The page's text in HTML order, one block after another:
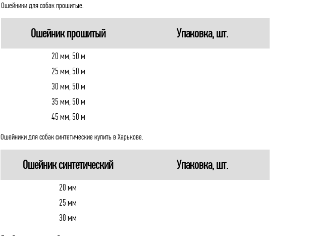
Ошейники для собак прошитые.
Ошейник прошитый Упаковка, шт.
20 мм, 50 м
25 мм, 50 м
30 мм, 50 м
35 мм, 50 м
45 мм, 50 м
Ошейники для собак синтетические купить в Харькове.
Ошейник синтетический Упаковка, шт.
20 мм
25 мм
30 мм